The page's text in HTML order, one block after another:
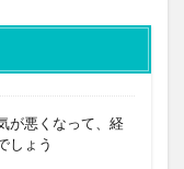
が悪くなって、経
しょう